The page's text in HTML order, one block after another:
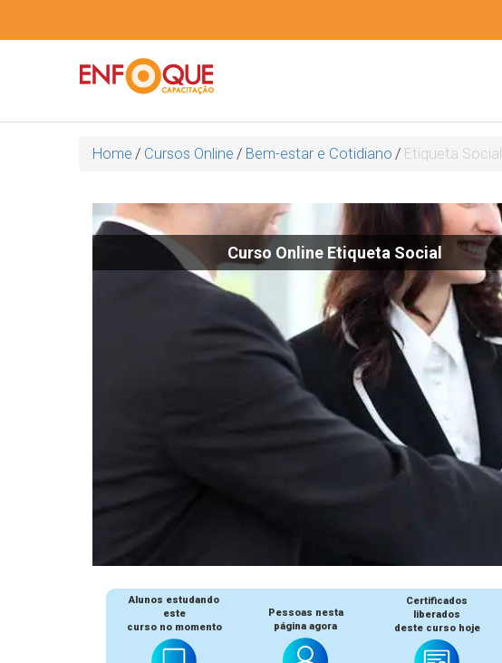
Home / Cursos Online / Bem-estar e Cotidiano / Etiqueta Social
Curso Online Etiqueta Social
Alunos estudando
este
curso no momento
Pessoas nesta
página agora
Certificados
liberados
deste curso hoje